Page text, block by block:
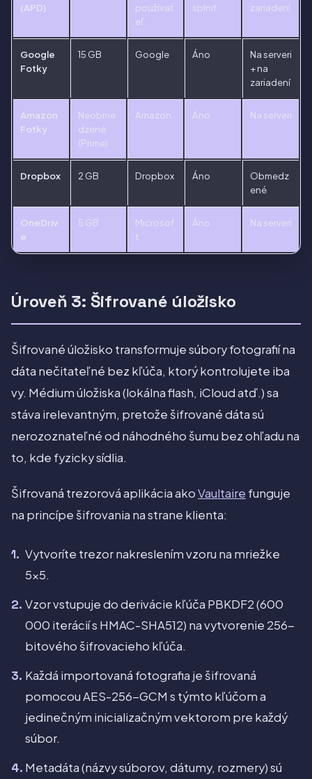
(APD)
používat
eľ
splniť
zariadení
Google
Fotky
15 GB Google Áno
Na serveri
+ na
zariadení
Amazon
Fotky
Neobme
dzené
(Prime)
Amazon Áno Na serveri
Dropbox 2 GB Dropbox Áno
Obmedz
ené
OneDriv
e
5 GB
Microsof
t
Áno Na serveri
Úroveň 3: Šifrované úložisko
Šifrované úložisko transformuje súbory fotografií na
dáta nečitateľné bez kľúča, ktorý kontrolujete iba
vy. Médium úložiska (lokálna flash, iCloud atď.) sa
stáva irelevantným, pretože šifrované dáta sú
nerozoznateľné od náhodného šumu bez ohľadu na
to, kde fyzicky sídlia.
Šifrovaná trezorová aplikácia akoVaultaire funguje
na princípe šifrovania na strane klienta:
Vytvoríte trezor nakreslením vzoru na mriežke
5x5.
Vzor vstupuje do derivácie kľúča PBKDF2 (600
000 iterácií s HMAC-SHA512) na vytvorenie 256-
bitového šifrovacieho kľúča.
Každá importovaná fotografia je šifrovaná
pomocou AES-256-GCM s týmto kľúčom a
jedinečným inicializačným vektorom pre každý
súbor.
Metadáta (názvy súborov, dátumy, rozmery) sú